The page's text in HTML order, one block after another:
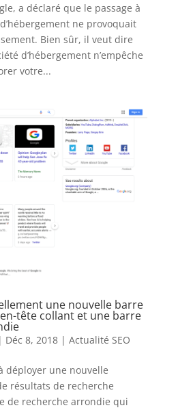
a déclaré que le passage à
ne provoquait
Bien sûr, il veut dire
d’hébergement n’empêche
votre...
une nouvelle barre
tête collant et une barre
Déc 8, 2018| Actualité SEO
déployer une nouvelle
résultats de recherche
de recherche arrondie qui